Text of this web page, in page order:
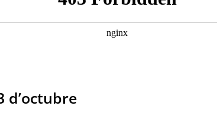
d’octubre